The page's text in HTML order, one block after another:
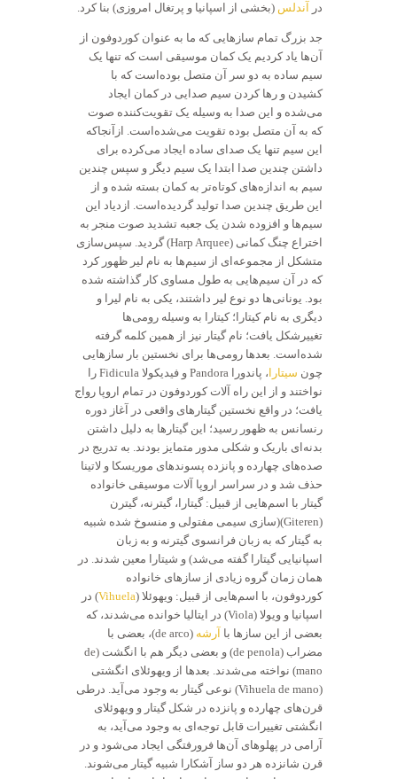
در
آندلس (بخشی از اسپانیا و پرتغال امروزی) بنا کرد.
جد بزرگ تمام سازهایی که ما به عنوان کوردوفون از
آن‌ها یاد کردیم یک کمان موسیقی است که تنها یک
سیم ساده به دو سر آن متصل بوده‌است که با
کشیدن و رها کردن سیم صدایی در کمان ایجاد
می‌شده و این صدا به وسیله یک تقویت‌کننده صوت
که به آن متصل بوده تقویت می‌شده‌است. ازآنجاکه
این سیم تنها یک صدای ساده ایجاد می‌کرده برای
داشتن چندین صدا ابتدا یک سیم دیگر و سپس چندین
سیم به اندازه‌های کوتاه‌تر به کمان بسته شده و از
این طریق چندین صدا تولید گردیده‌است. ازدیاد این
سیم‌ها و افزوده شدن یک جعبه تشدید صوت منجر به
اختراع چنگ کمانی (Harp Arquee) گردید. سپس‌سازی
متشکل از مجموعه‌ای از سیم‌ها به نام لیر ظهور کرد
که در آن سیم‌هایی به طول مساوی کار گذاشته شده
بود. یونانی‌ها دو نوع لیر داشتند، یکی به نام لیرا و
دیگری به نام کیتارا؛ کیتارا به وسیله رومی‌ها
تغییرشکل یافت؛ نام گیتار نیز از همین کلمه گرفته
شده‌است. بعدها رومی‌ها برای نخستین بار سازهایی
چون سیتارا
، پاندورا Pandora و فیدیکولا Fidicula را
نواختند و از این راه آلات کوردوفون در تمام اروپا رواج
یافت؛ در واقع نخستین گیتارهای واقعی در آغاز دوره
رنسانس به ظهور رسید؛ این گیتارها به دلیل داشتن
بدنه‌ای باریک و شکلی مدور متمایز بودند. به تدریج در
صده‌های چهارده و پانزده پسوندهای موریسکا و لاتینا
حذف شد و در سراسر اروپا آلات موسیقی خانواده
گیتار با اسم‌هایی از قبیل: گیتارا، گیترنه، گیترن
(Giteren)(سازی سیمی مفتولی و منسوخ شده شبیه
به گیتار که به زبان فرانسوی گیترنه و به زبان
اسپانیایی گیتارا گفته می‌شد) و شیتارا معین شدند. در
همان زمان گروه زیادی از سازهای خانواده
کوردوفون، با اسم‌هایی از قبیل: ویهوئلا (Vihuela) در
اسپانیا و ویولا (Viola) در ایتالیا خوانده می‌شدند، که
بعضی از این سازها با آرشه
(de arco)، بعضی با
مضراب (de penola) و بعضی دیگر هم با انگشت (de
mano) نواخته می‌شدند. بعدها از ویهوئلای انگشتی
(Vihuela de mano) نوعی گیتار به وجود می‌آید. درطی
قرن‌های چهارده و پانزده در شکل گیتار و ویهوئلای
انگشتی تغییرات قابل توجه‌ای به وجود می‌آید، به
آرامی در پهلوهای آن‌ها فرورفتگی ایجاد می‌شود و در
قرن شانزده هر دو ساز آشکارا شبیه گیتار می‌شوند.